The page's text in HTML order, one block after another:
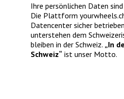
bereiten
vor.
Was
Gute Wartung
auf
Ihre persönlichen Daten
Die Plattform
Datencenter sicher
unterstehen dem
bleiben in der Schweiz. „In
Schweiz“ ist unser Motto.